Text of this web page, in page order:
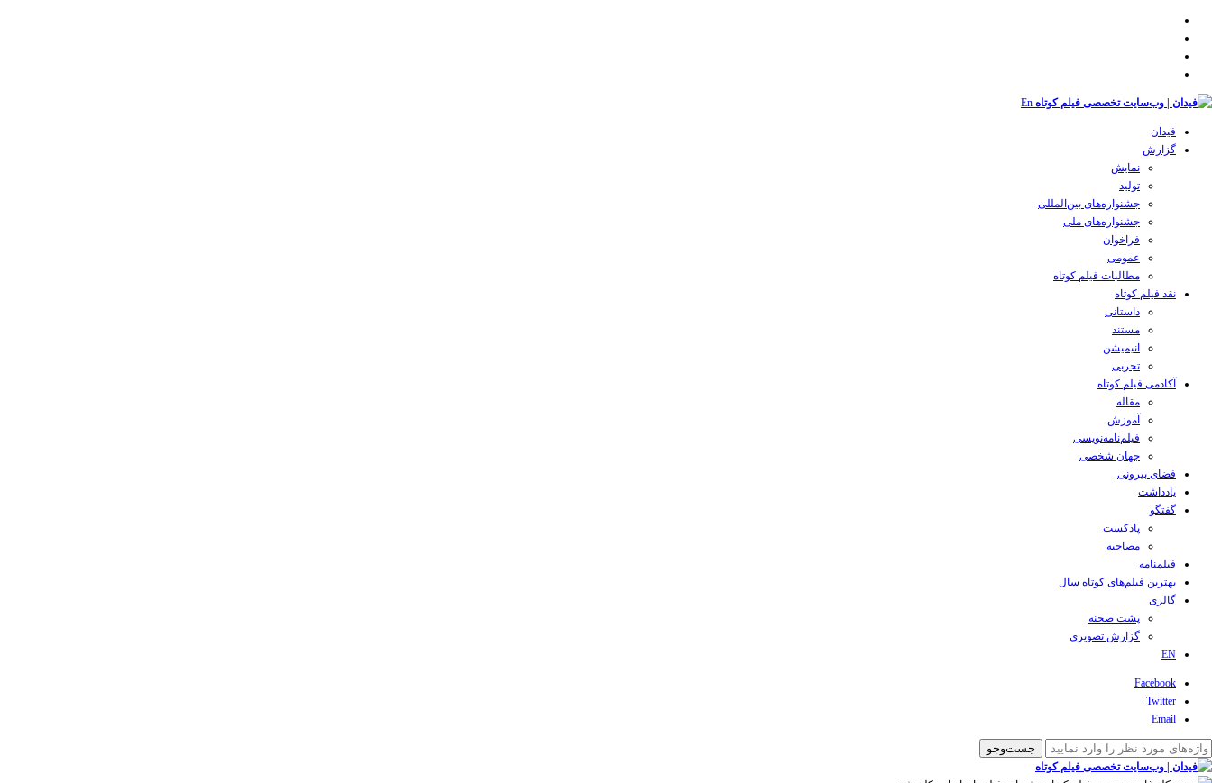
En
فیدان
گزارش
نمایش
تولید
‌‌جشنواره‌های بین‌المللی
جشنواره‌های ملی
فراخوان
عمومی
مطالبات فیلم کوتاه
نقد فیلم کوتاه
داستانی
مستند
انیمیشن
تجربی
آکادمی فیلم کوتاه
مقاله
آموزش
فیلم‌نامه‌نویسی
جهان شخصی
فضای بیرونی
یادداشت
گفتگو
پادکست
مصاحبه
فیلمنامه
بهترین فیلم‌های کوتاه سال
گالری
پشت صحنه
گزارش تصویری
EN
Facebook
Twitter
Email